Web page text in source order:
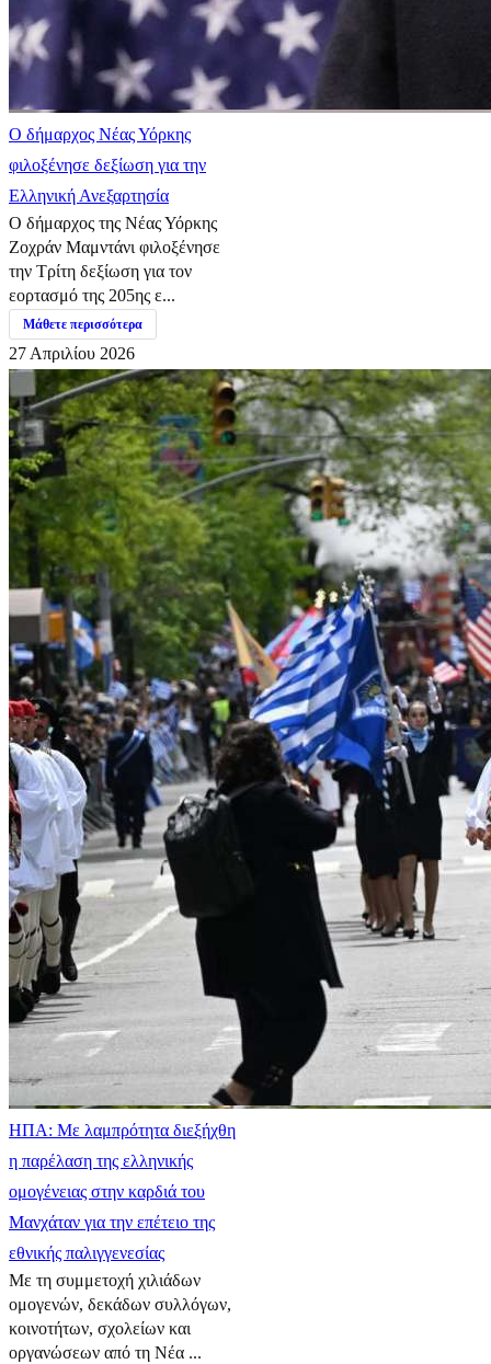
Ο δήμαρχος Νέας Υόρκης
φιλοξένησε δεξίωση για την
Ελληνική Ανεξαρτησία
Ο δήμαρχος της Νέας Υόρκης
Ζοχράν Μαμντάνι φιλοξένησε
την Τρίτη δεξίωση για τον
εορτασμό της 205ης ε...
Μάθετε περισσότερα
27 Απριλίου 2026
ΗΠΑ: Με λαμπρότητα διεξήχθη
η παρέλαση της ελληνικής
ομογένειας στην καρδιά του
Μανχάταν για την επέτειο της
εθνικής παλιγγενεσίας
Με τη συμμετοχή χιλιάδων
ομογενών, δεκάδων συλλόγων,
κοινοτήτων, σχολείων και
οργανώσεων από τη Νέα ...